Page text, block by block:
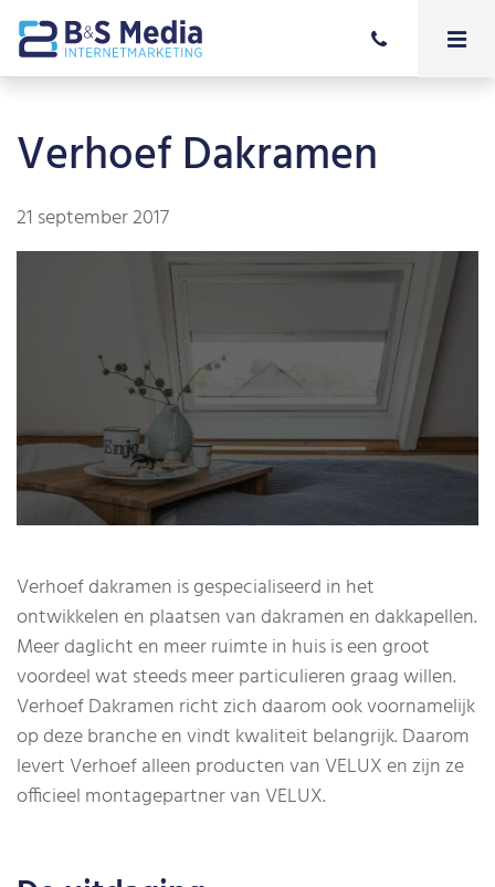
Verhoef Dakramen
21 september 2017
Verhoef dakramen is gespecialiseerd in het
ontwikkelen en plaatsen van dakramen en dakkapellen.
Meer daglicht en meer ruimte in huis is een groot
voordeel wat steeds meer particulieren graag willen.
Verhoef Dakramen richt zich daarom ook voornamelijk
op deze branche en vindt kwaliteit belangrijk. Daarom
levert Verhoef alleen producten van VELUX en zijn ze
officieel montagepartner van VELUX.